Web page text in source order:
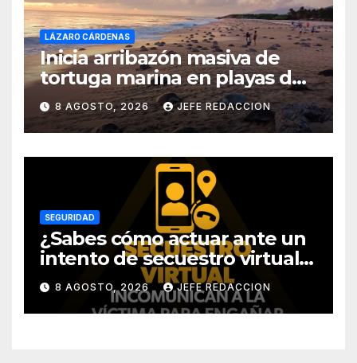
LÁZARO CÁRDENAS
Inicia arribazón masiva de
tortuga marina en playas de
Michoacán
8 AGOSTO, 2026 JEFE REDACCION
SEGURIDAD
¿Sabes cómo actuar ante un
intento de secuestro virtual?
La SSP te guía para evitarlo
8 AGOSTO, 2026 JEFE REDACCION